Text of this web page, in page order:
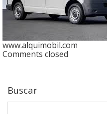
www.alquimobil.com
Comments closed
Buscar